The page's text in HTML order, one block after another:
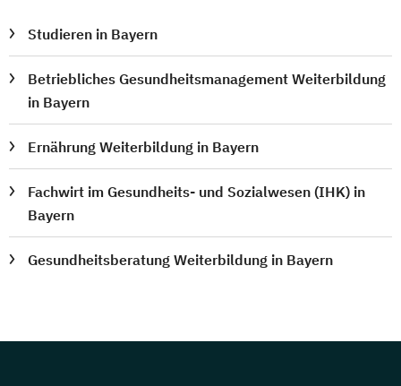
Studieren in Bayern
Betriebliches Gesundheitsmanagement Weiterbildung
in Bayern
Ernährung Weiterbildung in Bayern
Fachwirt im Gesundheits- und Sozialwesen (IHK) in
Bayern
Gesundheitsberatung Weiterbildung in Bayern